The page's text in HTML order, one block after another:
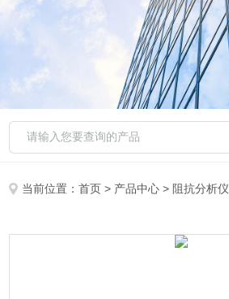
当前位置：首页 > 产品中心 > 阻抗分析仪